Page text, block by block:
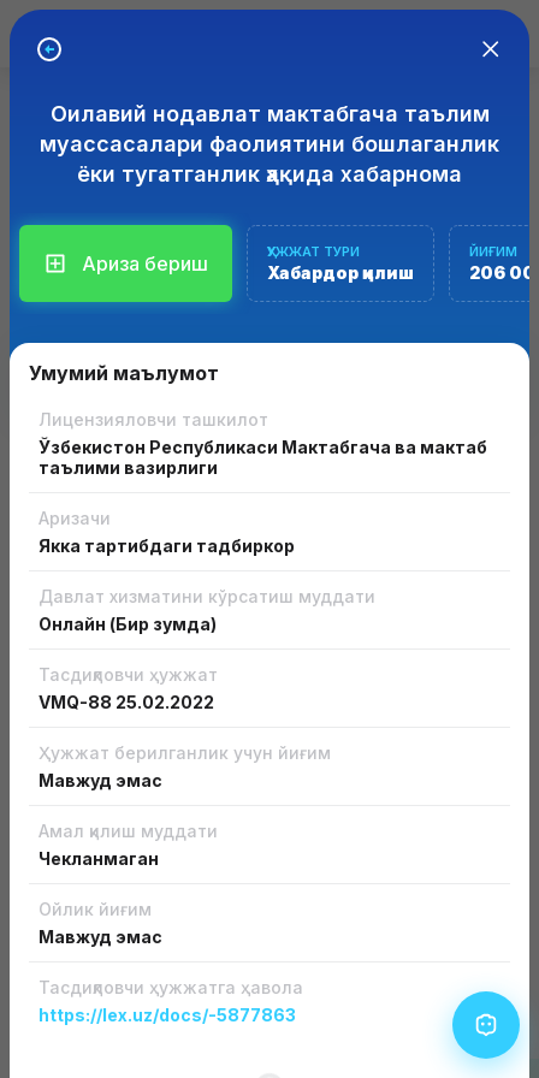
ЭЛЕКТРОН ЛИЦЕНЗИЯЛАШТИЗИМИ
Лицензия ёки рухсатнома олиш учун ариза бериш
хизматлар кўрсатиш учун "Лицензия" ахборот тизимлари
мажмуаси
Бизнесга лицензиясиз кириш
Бизнесни лицензиясиз ва рухсат этиш хусусиятига
эга ҳужжатсиз бошланг
Батафсил
Лицензия ва рухсатномалар турлари
Оилавий нодавлат мактабгача таълим
муассасалари фаолиятини бошлаганлик
ёки тугатганлик ҳақида хабарнома
Ариза бериш ҲУЖЖАТ ТУРИ
Хабардор қилиш
ЙИҒИМ
206
Умумий маълумот
Лицензияловчи ташкилот
Ўзбекистон Республикаси Мактабгача ва мактаб
таълими вазирлиги
Аризачи
Якка тартибдаги тадбиркор
Давлат хизматини кўрсатиш муддати
Онлайн (Бир зумда)
Тасдиқловчи ҳужжат
VMQ-88 25.02.2022
Ҳужжат берилганлик учун йиғим
Мавжуд эмас
Амал қилиш муддати
Чекланмаган
Ойлик йиғим
Мавжуд эмас
Тасдиқловчи ҳужжатга ҳавола
https://lex.uz/docs/-5877863